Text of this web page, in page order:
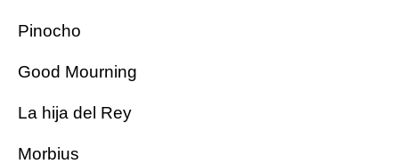
Pinocho
Good Mourning
La hija del Rey
Morbius